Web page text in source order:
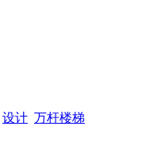
设计 万杆楼梯